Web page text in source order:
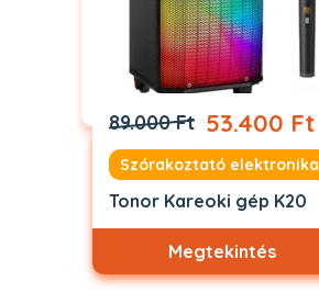
89.000 Ft 53.400 Ft
Szórakoztató elektronika
Tonor Kareoki gép K20
Megtekintés